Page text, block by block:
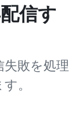
信す
敗を処理
。